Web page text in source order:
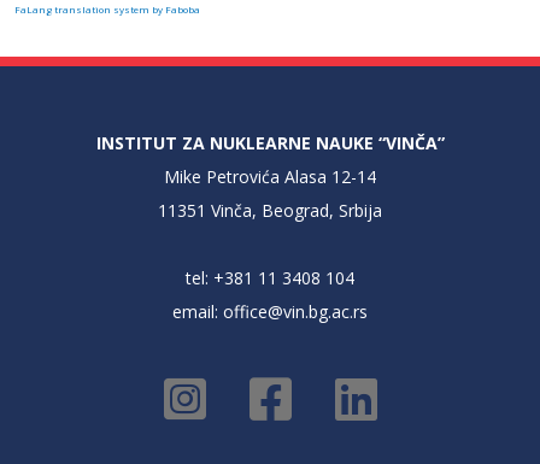
FaLang translation system by Faboba
INSTITUT ZA NUKLEARNE NAUKE “VINČA”
Mike Petrovića Alasa 12-14
11351 Vinča, Beograd, Srbija
tel: +381 11 3408 104
email: office@vin.bg.ac.rs